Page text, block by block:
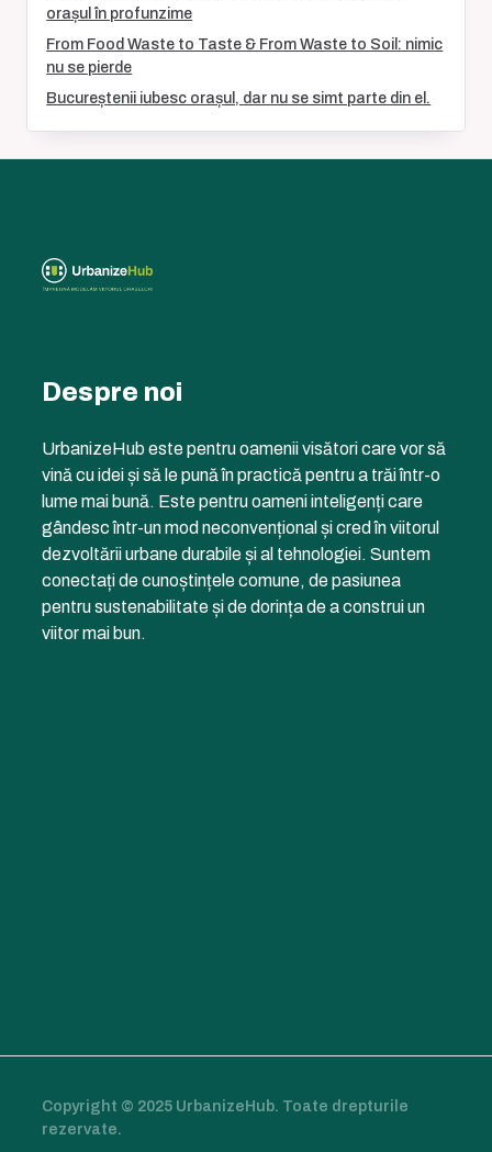
orașul în profunzime
From Food Waste to Taste & From Waste to Soil: nimic
nu se pierde
Bucureștenii iubesc orașul, dar nu se simt parte din el.
Despre noi
UrbanizeHub este pentru oamenii visători care vor să
vină cu idei și să le pună în practică pentru a trăi într-o
lume mai bună. Este pentru oameni inteligenți care
gândesc într-un mod neconvențional și cred în viitorul
dezvoltării urbane durabile și al tehnologiei. Suntem
conectați de cunoștințele comune, de pasiunea
pentru sustenabilitate și de dorința de a construi un
viitor mai bun.
Copyright © 2025 UrbanizeHub. Toate drepturile
rezervate.